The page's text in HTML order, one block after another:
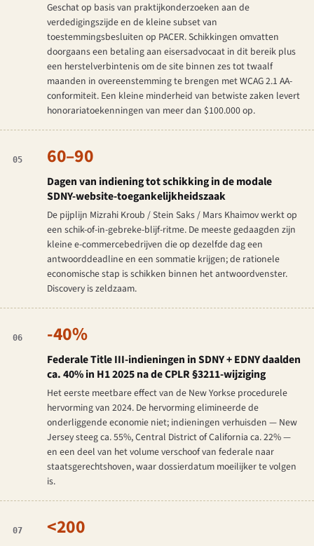
Geschat op basis van praktijkonderzoeken aan de
verdedigingszijde en de kleine subset van
toestemmingsbesluiten op PACER. Schikkingen omvatten
doorgaans een betaling aan eisersadvocaat in dit bereik plus
een herstelverbintenis om de site binnen zes tot twaalf
maanden in overeenstemming te brengen met WCAG 2.1 AA-
conformiteit. Een kleine minderheid van betwiste zaken levert
honorariatoekenningen van meer dan $100.000 op.
05 60–90
Dagen van indiening tot schikking in de modale
SDNY-website-toegankelijkheidszaak
De pijplijn Mizrahi Kroub / Stein Saks / Mars Khaimov werkt op
een schik-of-in-gebreke-blijf-ritme. De meeste gedaagden zijn
kleine e-commercebedrijven die op dezelfde dag een
antwoorddeadline en een sommatie krijgen; de rationele
economische stap is schikken binnen het antwoordvenster.
Discovery is zeldzaam.
06 -40%
Federale Title III-indieningen in SDNY + EDNY daalden
ca. 40% in H1 2025 na de CPLR §3211-wijziging
Het eerste meetbare effect van de New Yorkse procedurele
hervorming van 2024. De hervorming elimineerde de
onderliggende economie niet; indieningen verhuisden — New
Jersey steeg ca. 55%, Central District of California ca. 22% —
en een deel van het volume verschoof van federale naar
staatsgerechtshoven, waar dossierdatum moeilijker te volgen
is.
07 <200